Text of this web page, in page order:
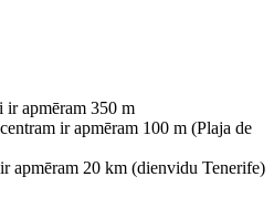
apmēram 350 m
ir apmēram 100 m (Plaja de
apmēram 20 km (dienvidu Tenerife)